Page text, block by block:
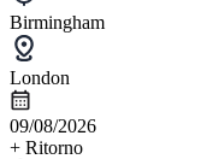
Birmingham
London
09/08/2026
+ Ritorno